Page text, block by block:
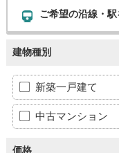
ご希望の沿線・
建物種別
新築一戸建て
中古マンション
価格